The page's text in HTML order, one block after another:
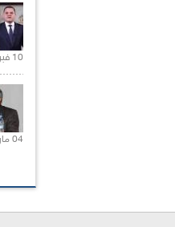
10 فبراير 2021 |
04 مارس 2020 |